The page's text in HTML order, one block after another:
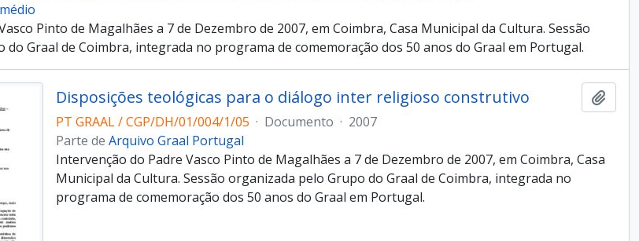
Pinto de Magalhães a 7 de Dezembro de 2007, em Coimbra, Casa Municipal da Cultura. Sessão
do Graal de Coimbra, integrada no programa de comemoração dos 50 anos do Graal em Portugal.
Disposições teológicas para o diálogo inter religioso construtivo
PT GRAAL / CGP/DH/01/004/1/05 · Documento · 2007
Parte de Arquivo Graal Portugal
Intervenção do Padre Vasco Pinto de Magalhães a 7 de Dezembro de 2007, em Coimbra, Casa
Municipal da Cultura. Sessão organizada pelo Grupo do Graal de Coimbra, integrada no
programa de comemoração dos 50 anos do Graal em Portugal.